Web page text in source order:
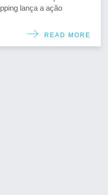
lança a ação
READ MORE